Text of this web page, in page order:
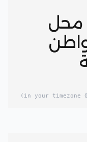
محل